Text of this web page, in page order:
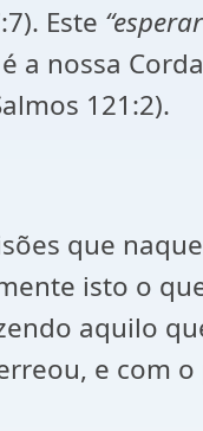
Este
a nossa
121:2).
que
isto o
aquilo
e com o